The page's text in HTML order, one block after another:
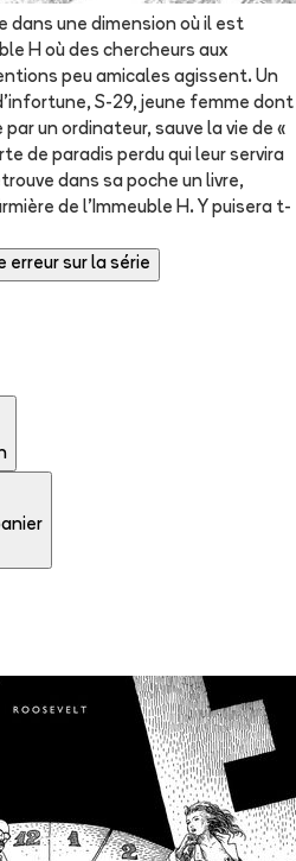
dans une dimension où il est
H où des chercheurs aux
peu amicales agissent. Un
S-29, jeune femme dont
un ordinateur, sauve la vie de «
de paradis perdu qui leur servira
dans sa poche un livre,
de l'Immeuble H. Y puisera t-
erreur sur la série